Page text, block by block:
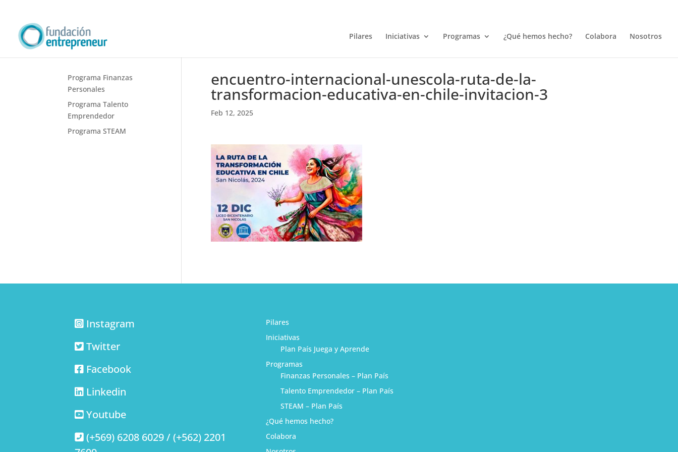
Pilares Iniciativas Programas ¿Qué hemos hecho? Colabora Nosotros
encuentro-internacional-unescola-ruta-de-la-
transformacion-educativa-en-chile-invitacion-3
Feb 12, 2025
Programa Finanzas
Personales
Programa Talento
Emprendedor
Programa STEAM
Instagram
Twitter
Facebook
Linkedin
Youtube
(+569) 6208 6029 / (+562) 2201
Pilares
Iniciativas
Plan País Juega y Aprende
Programas
Finanzas Personales – Plan País
Talento Emprendedor – Plan País
STEAM – Plan País
¿Qué hemos hecho?
Colabora